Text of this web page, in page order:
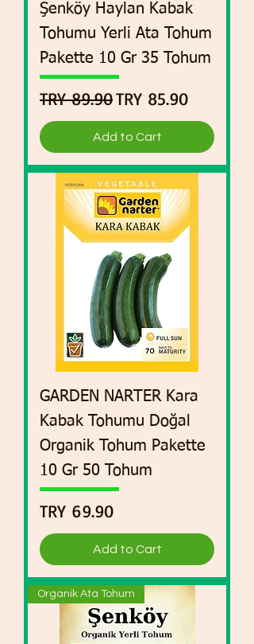
Şenköy Haylan Kabak
Tohumu Yerli Ata Tohum
Pakette 10 Gr 35 Tohum
Regular Price
TRY 89.90Sale Price
TRY 85.90
Add to Cart
GARDEN NARTER Kara
Kabak Tohumu Doğal
Organik Tohum Pakette
10 Gr 50 Tohum
Price
TRY 69.90
Add to Cart
Organik Ata Tohum